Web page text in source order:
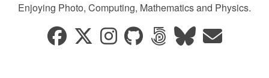
Enjoying Photo, Computing, Mathematics and Physics.